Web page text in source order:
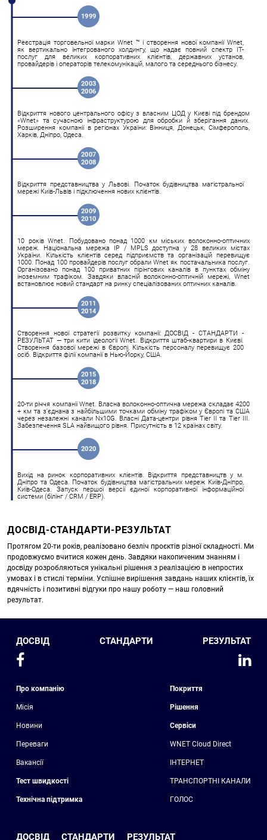
1999
Реєстрація торговельної марки Wnet ™ і створення нової компанії Wnet,
як вертикально інтегрованого холдингу, що надає повний спектр ІТ-
послуг для великих корпоративних клієнтів, державних установ,
провайдерів і операторів телекомунікацій, малого та середнього бізнесу.
2003
2006
Відкриття нового центрального офісу з власним ЦОД у Києві під брендом
«Wnet» та сучасною інфраструктурою для обробки й зберігання даних.
Розширення компанії в регіонах України: Вінниця, Донецьк, Сімферополь,
Харків, Дніпро, Одеса.
2007
2008
Відкриття представництва у Львові. Початок будівництва магістральної
мережі Київ-Львів і підключення нових клієнтів.
2009
2010
10 років Wnet. Побудовано понад 1000 км міських волоконно-оптичних
мереж. Національна мережа IP / MPLS доступна у 28 великих містах
України. Кількість клієнтів серед підприємств та організацій перевищує
1000. Понад 100 провайдерів послуг обрали Wnet як постачальника послуг.
Організовано понад 100 приватних пірінгових каналів в пунктах обміну
іноземним трафіком. Завдяки власній волоконно-оптичній мережі, Wnet
встановлює новий стандарт на ринку спеціалізованих оптичних каналів.
2011
2014
Створення нової стратегії розвитку компанії: ДОСВІД - СТАНДАРТИ -
РЕЗУЛЬТАТ — три кити ідеології Wnet. Відкриття штаб-квартири в Києві.
Створення базової мережі в Європі. Кількість персоналу перевищує 200
осіб. Відкриття філії компанії в Нью-Йорку, США.
2015
2018
20-ти річчя компанії Wnet. Власна волоконно-оптична мережа складає 4200
+ км та з'єднана з найбільшими точками обміну трафіком у Європі та США
через незалежні канали Nx10G. Власні Дата-центри рівня Tier II та Tier III.
Забезпечення SLA найвищого рівня. Присутність в 12 країнах світу.
2020
Вихід на ринок корпоративних клієнтів. Відкриття представництв у м.
Дніпро та Одеса. Початок будівництва магістральних мереж Київ-Дніпро,
Київ-Одеса. Запуск першої версії єдиної корпоративної інформаційної
системи (білінг / CRM / ERP).
ДОСВІД-СТАНДАРТИ-РЕЗУЛЬТАТ
Протягом 20-ти років, реалізовано безліч проєктів різної складності. Ми
продовжуємо вчитися кожен день. Завдяки накопиченим знанням і
досвіду розробляються унікальні рішення з реалізацією в непростих
умовах і в стислі терміни. Успішне вирішення завдань наших клієнтів, їх
вдячність і позитивні відгуки про нашу роботу — наш головний
результат.
ДОСВІД СТАНДАРТИ РЕЗУЛЬТАТ
Про компанію
Місія
Новини
Переваги
Вакансії
Тест швидкості
Технічна підтримка
Покриття
Рішення
Сервіси
WNET Cloud Direct
ІНТЕРНЕТ
ТРАНСПОРТНІ КАНАЛИ
ГОЛОС
ДОСВІД СТАНДАРТИ РЕЗУЛЬТАТ